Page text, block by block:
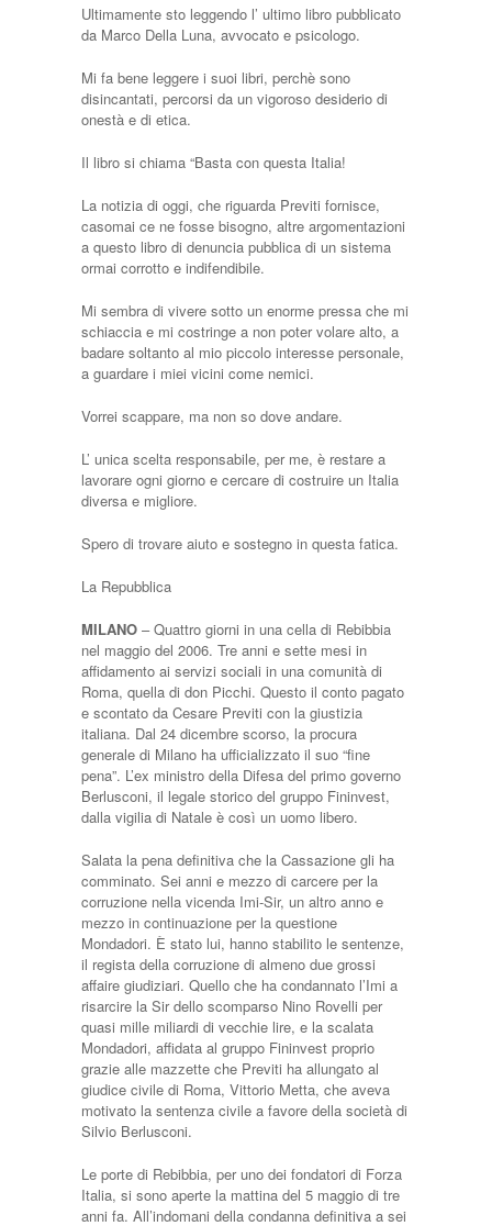
Ultimamente sto leggendo l’ ultimo libro pubblicato
da Marco Della Luna, avvocato e psicologo.
Mi fa bene leggere i suoi libri, perchè sono
disincantati, percorsi da un vigoroso desiderio di
onestà e di etica.
Il libro si chiama “Basta con questa Italia!
La notizia di oggi, che riguarda Previti fornisce,
casomai ce ne fosse bisogno, altre argomentazioni
a questo libro di denuncia pubblica di un sistema
ormai corrotto e indifendibile.
Mi sembra di vivere sotto un enorme pressa che mi
schiaccia e mi costringe a non poter volare alto, a
badare soltanto al mio piccolo interesse personale,
a guardare i miei vicini come nemici.
Vorrei scappare, ma non so dove andare.
L’ unica scelta responsabile, per me, è restare a
lavorare ogni giorno e cercare di costruire un Italia
diversa e migliore.
Spero di trovare aiuto e sostegno in questa fatica.
La Repubblica
MILANO – Quattro giorni in una cella di Rebibbia
nel maggio del 2006. Tre anni e sette mesi in
affidamento ai servizi sociali in una comunità di
Roma, quella di don Picchi. Questo il conto pagato
e scontato da Cesare Previti con la giustizia
italiana. Dal 24 dicembre scorso, la procura
generale di Milano ha ufficializzato il suo “fine
pena”. L’ex ministro della Difesa del primo governo
Berlusconi, il legale storico del gruppo Fininvest,
dalla vigilia di Natale è così un uomo libero.
Salata la pena definitiva che la Cassazione gli ha
comminato. Sei anni e mezzo di carcere per la
corruzione nella vicenda Imi-Sir, un altro anno e
mezzo in continuazione per la questione
Mondadori. È stato lui, hanno stabilito le sentenze,
il regista della corruzione di almeno due grossi
affaire giudiziari. Quello che ha condannato l’Imi a
risarcire la Sir dello scomparso Nino Rovelli per
quasi mille miliardi di vecchie lire, e la scalata
Mondadori, affidata al gruppo Fininvest proprio
grazie alle mazzette che Previti ha allungato al
giudice civile di Roma, Vittorio Metta, che aveva
motivato la sentenza civile a favore della società di
Silvio Berlusconi.
Le porte di Rebibbia, per uno dei fondatori di Forza
Italia, si sono aperte la mattina del 5 maggio di tre
anni fa. All’indomani della condanna definitiva a sei